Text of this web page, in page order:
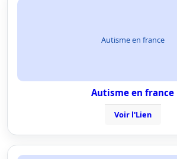
Autisme en france
Autisme en france
Voir l'Lien